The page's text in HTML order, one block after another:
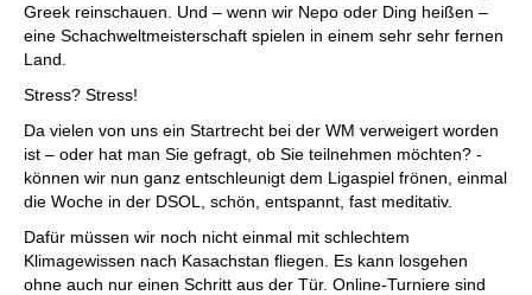
Greek reinschauen. Und – wenn wir Nepo oder Ding heißen –
eine Schachweltmeisterschaft spielen in einem sehr sehr fernen
Land.
Stress? Stress!
Da vielen von uns ein Startrecht bei der WM verweigert worden
ist – oder hat man Sie gefragt, ob Sie teilnehmen möchten? -
können wir nun ganz entschleunigt dem Ligaspiel frönen, einmal
die Woche in der DSOL, schön, entspannt, fast meditativ.
Dafür müssen wir noch nicht einmal mit schlechtem
Klimagewissen nach Kasachstan fliegen. Es kann losgehen
ohne auch nur einen Schritt aus der Tür. Online-Turniere sind